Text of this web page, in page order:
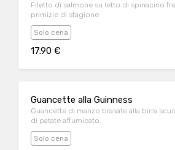
Filetto di salmone su letto di spinacino
primizie di stagione
Solo cena
17.90 €
Guancette alla Guinness
Guancette di manzo brasate alla birra
di patate affumicato.
Solo cena